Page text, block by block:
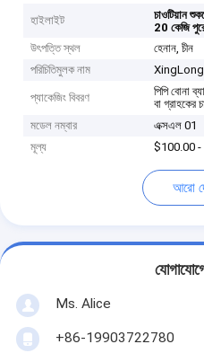
হাইলাইট চাওটিয়ান
20 কেজি
উৎপত্তি স্থল
হেনান, চীন
পরিচিতিমুলক নাম
প্যাকেজিং বিবরণ
পিপি বোনা
বা গ্রাহকের
মডেল নম্বার
এক্সএল 01
মূল্য
$100.00
আরো
Ms. Alice
+86-19903722780